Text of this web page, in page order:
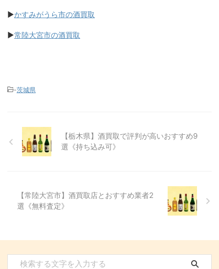
▶かすみがうら市の酒買取
▶常陸大宮市の酒買取
-茨城県
【栃木県】酒買取で評判が高いおすすめ9
選《持ち込み可》
【常陸大宮市】酒買取店とおすすめ業者2
選《無料査定》